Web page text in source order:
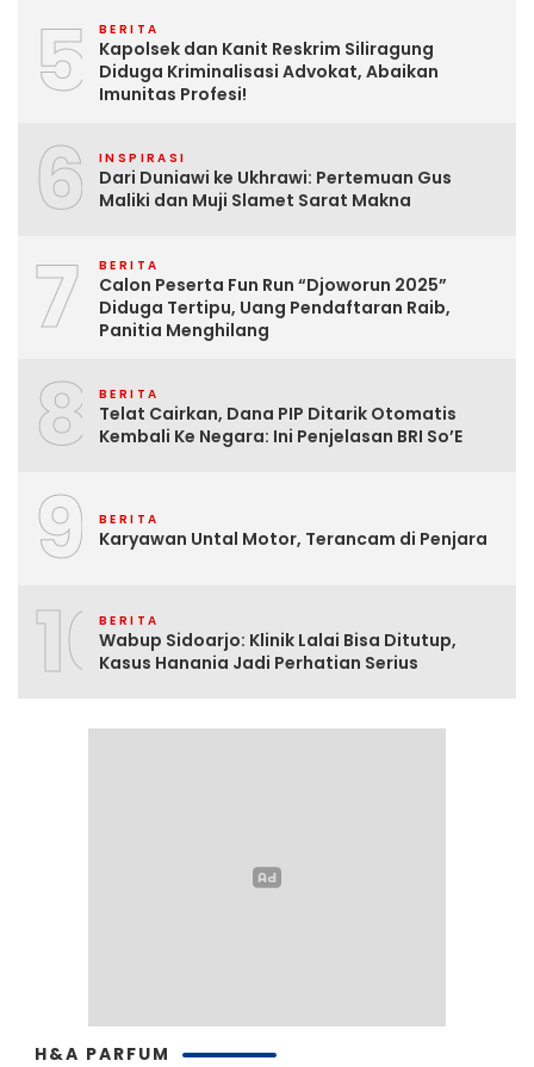
5 BERITA
Kapolsek dan Kanit Reskrim Siliragung
Diduga Kriminalisasi Advokat, Abaikan
Imunitas Profesi!
6 INSPIRASI
Dari Duniawi ke Ukhrawi: Pertemuan Gus
Maliki dan Muji Slamet Sarat Makna
7 BERITA
Calon Peserta Fun Run “Djoworun 2025”
Diduga Tertipu, Uang Pendaftaran Raib,
Panitia Menghilang
8 BERITA
Telat Cairkan, Dana PIP Ditarik Otomatis
Kembali Ke Negara: Ini Penjelasan BRI So’E
9 BERITA
Karyawan Untal Motor, Terancam di Penjara
10BERITA
Wabup Sidoarjo: Klinik Lalai Bisa Ditutup,
Kasus Hanania Jadi Perhatian Serius
H&A PARFUM